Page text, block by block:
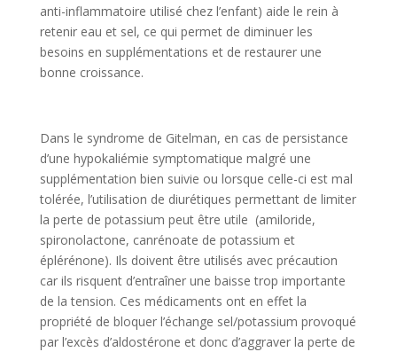
anti-inflammatoire utilisé chez l’enfant) aide le rein à
retenir eau et sel, ce qui permet de diminuer les
besoins en supplémentations et de restaurer une
bonne croissance.
Dans le syndrome de Gitelman, en cas de persistance
d’une hypokaliémie symptomatique malgré une
supplémentation bien suivie ou lorsque celle-ci est mal
tolérée, l’utilisation de diurétiques permettant de limiter
la perte de potassium peut être utile (amiloride,
spironolactone, canrénoate de potassium et
éplérénone). Ils doivent être utilisés avec précaution
car ils risquent d’entraîner une baisse trop importante
de la tension. Ces médicaments ont en effet la
propriété de bloquer l’échange sel/potassium provoqué
par l’excès d’aldostérone et donc d’aggraver la perte de